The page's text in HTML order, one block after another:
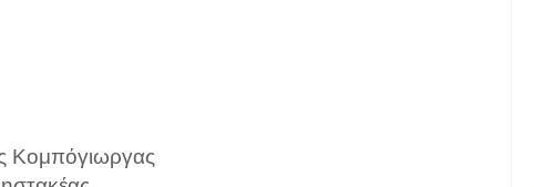
Κομπόγιωργας